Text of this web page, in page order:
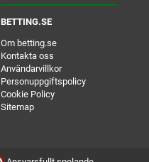
BETTING.SE
Om betting.se
Kontakta oss
Användarvillkor
Personuppgiftspolicy
Cookie Policy
Sitemap